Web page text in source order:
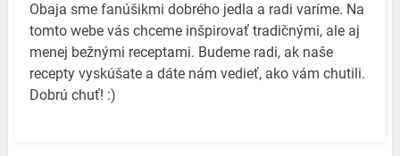
Obaja sme fanúšikmi dobrého jedla a radi varíme. Na
tomto webe vás chceme inšpirovať tradičnými, ale aj
menej bežnými receptami. Budeme radi, ak naše
recepty vyskúšate a dáte nám vedieť, ako vám chutili.
Dobrú chuť! :)